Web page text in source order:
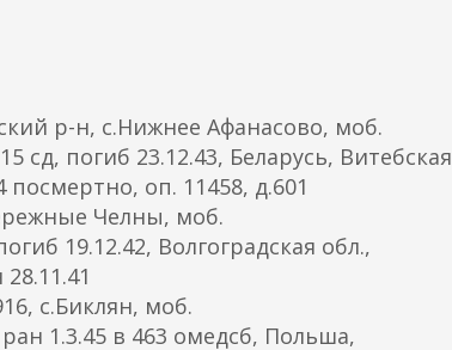
р-н, с.Нижнее Афанасово, моб.
сд, погиб 23.12.43, Беларусь, Витебская
оп. 11458, д.601
Челны, моб.
19.12.42, Волгоградская обл.,
с.Биклян, моб.
1.3.45 в 463 омедсб, Польша,